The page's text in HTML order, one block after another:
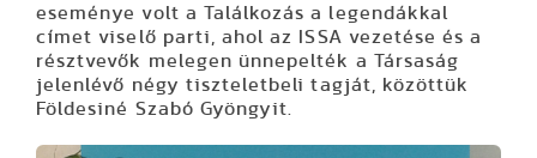
eseménye volt a Találkozás a legendákkal
címet viselő parti, ahol az ISSA vezetése és a
résztvevők melegen ünnepelték a Társaság
jelenlévő négy tiszteletbeli tagját, közöttük
Földesiné Szabó Gyöngyit.